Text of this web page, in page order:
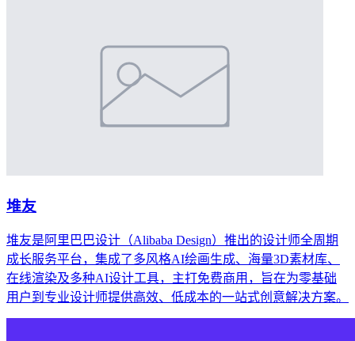
堆友
堆友是阿里巴巴设计（Alibaba Design）推出的设计师全周期
成长服务平台，集成了多风格AI绘画生成、海量3D素材库、
在线渲染及多种AI设计工具，主打免费商用，旨在为零基础
用户到专业设计师提供高效、低成本的一站式创意解决方案。